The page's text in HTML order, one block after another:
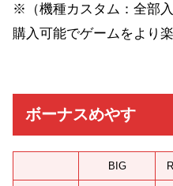
※（機種カスタム：全部
購入可能でゲームをより
ボーナスめやす
BIG